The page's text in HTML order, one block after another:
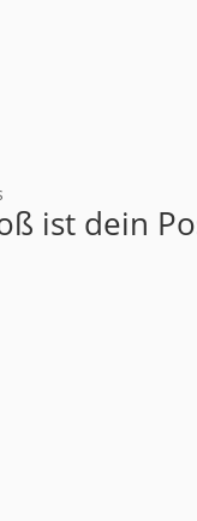
ist dein